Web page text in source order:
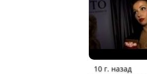
10 г. назад